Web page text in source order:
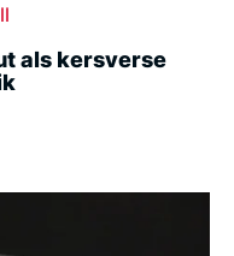
als kersverse